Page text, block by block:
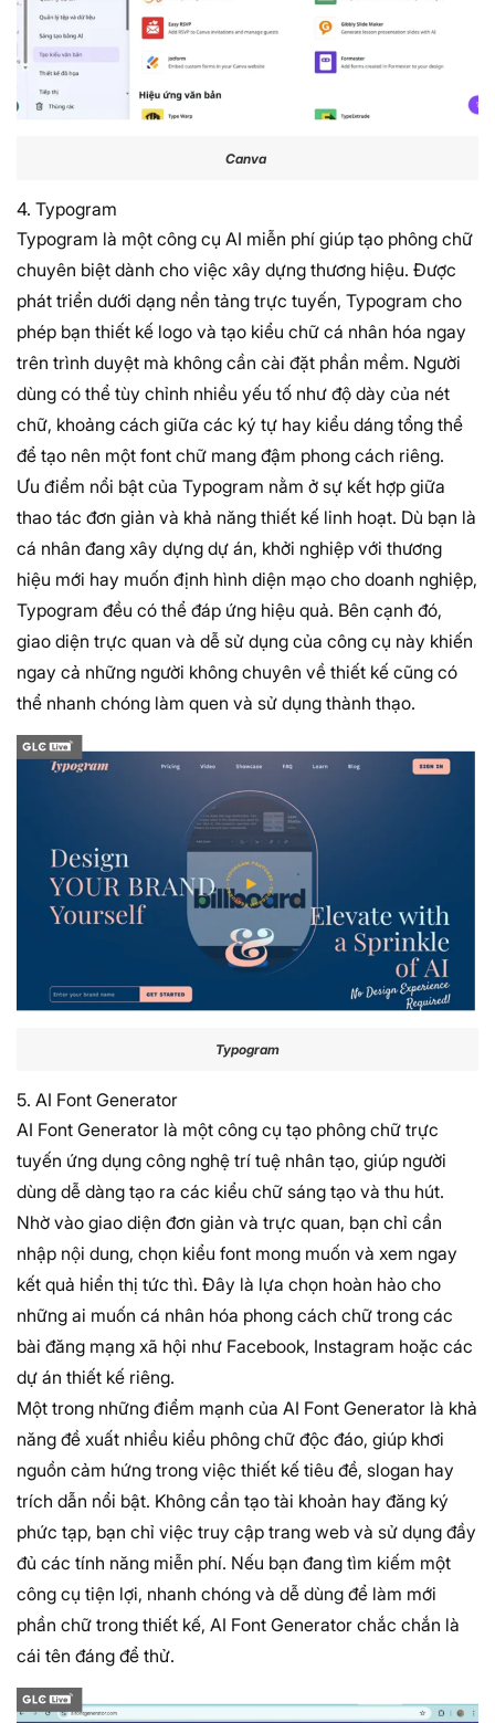
Canva
4. Typogram
Typogram là một công cụ AI miễn phí giúp tạo phông chữ
chuyên biệt dành cho việc xây dựng thương hiệu. Được
phát triển dưới dạng nền tảng trực tuyến, Typogram cho
phép bạn thiết kế logo và tạo kiểu chữ cá nhân hóa ngay
trên trình duyệt mà không cần cài đặt phần mềm. Người
dùng có thể tùy chỉnh nhiều yếu tố như độ dày của nét
chữ, khoảng cách giữa các ký tự hay kiểu dáng tổng thể
để tạo nên một font chữ mang đậm phong cách riêng.
Ưu điểm nổi bật của Typogram nằm ở sự kết hợp giữa
thao tác đơn giản và khả năng thiết kế linh hoạt. Dù bạn là
cá nhân đang xây dựng dự án, khởi nghiệp với thương
hiệu mới hay muốn định hình diện mạo cho doanh nghiệp,
Typogram đều có thể đáp ứng hiệu quả. Bên cạnh đó,
giao diện trực quan và dễ sử dụng của công cụ này khiến
ngay cả những người không chuyên về thiết kế cũng có
thể nhanh chóng làm quen và sử dụng thành thạo.
Typogram
5. AI Font Generator
AI Font Generator là một công cụ tạo phông chữ trực
tuyến ứng dụng công nghệ trí tuệ nhân tạo, giúp người
dùng dễ dàng tạo ra các kiểu chữ sáng tạo và thu hút.
Nhờ vào giao diện đơn giản và trực quan, bạn chỉ cần
nhập nội dung, chọn kiểu font mong muốn và xem ngay
kết quả hiển thị tức thì. Đây là lựa chọn hoàn hảo cho
những ai muốn cá nhân hóa phong cách chữ trong các
bài đăng mạng xã hội như Facebook, Instagram hoặc các
dự án thiết kế riêng.
Một trong những điểm mạnh của AI Font Generator là khả
năng đề xuất nhiều kiểu phông chữ độc đáo, giúp khơi
nguồn cảm hứng trong việc thiết kế tiêu đề, slogan hay
trích dẫn nổi bật. Không cần tạo tài khoản hay đăng ký
phức tạp, bạn chỉ việc truy cập trang web và sử dụng đầy
đủ các tính năng miễn phí. Nếu bạn đang tìm kiếm một
công cụ tiện lợi, nhanh chóng và dễ dùng để làm mới
phần chữ trong thiết kế, AI Font Generator chắc chắn là
cái tên đáng để thử.